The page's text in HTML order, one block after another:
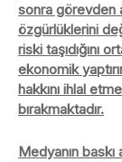
sonra görevden
özgürlüklerini
riski taşıdığını
ekonomik
hakkını ihlal
bırakmaktadır.
Medyanın baskı